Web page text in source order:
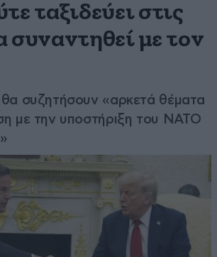
ταξιδεύει στις
με τον
συζητήσουν «αρκετά θέματα
με την υποστήριξη του ΝΑΤΟ